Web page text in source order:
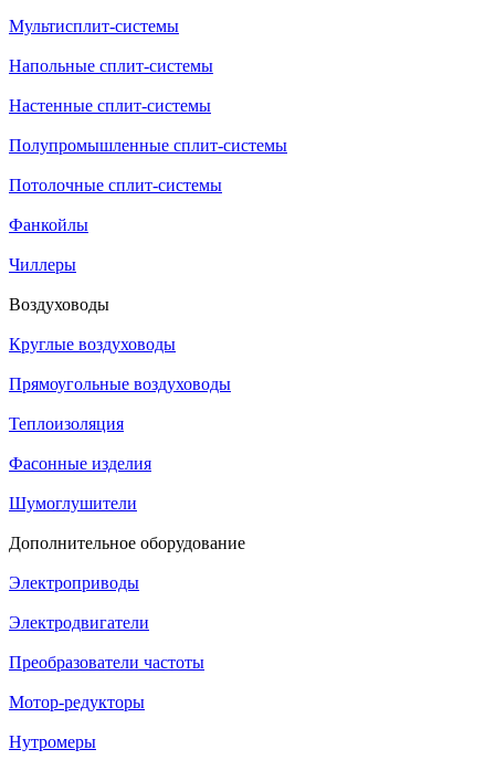
Мультисплит-системы
Напольные сплит-системы
Настенные сплит-системы
Полупромышленные сплит-системы
Потолочные сплит-системы
Фанкойлы
Чиллеры
Воздуховоды
Круглые воздуховоды
Прямоугольные воздуховоды
Теплоизоляция
Фасонные изделия
Шумоглушители
Дополнительное оборудование
Электроприводы
Электродвигатели
Преобразователи частоты
Мотор-редукторы
Нутромеры